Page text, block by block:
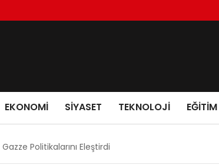
EKONOMI SIYASET TEKNOLOJI EĞITIM
Politikalarını Eleştirdi